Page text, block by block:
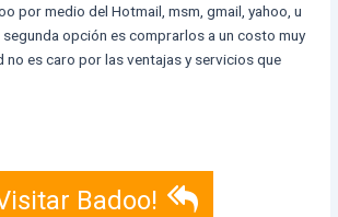
por medio del Hotmail, msm, gmail, yahoo, u
opción es comprarlos a un costo muy
no es caro por las ventajas y servicios que
Badoo!